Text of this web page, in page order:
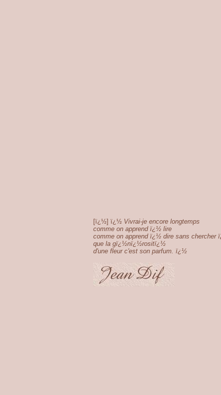
[ï¿½] ï¿½ Vivrai-je encore longtemps
comme on apprend ï¿½ lire
comme on apprend ï¿½ dire sans
que la gï¿½nï¿½rositï¿½
d'une fleur c'est son parfum. ï¿½